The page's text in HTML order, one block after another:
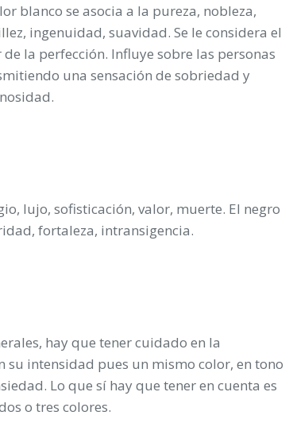
blanco se asocia a la pureza, nobleza,
ingenuidad, suavidad. Se le considera el
de la perfección. Influye sobre las personas
una sensación de sobriedad y
lujo, sofisticación, valor, muerte. El negro
fortaleza, intransigencia.
hay que tener cuidado en la
intensidad pues un mismo color, en tono
Lo que sí hay que tener en cuenta es
o tres colores.